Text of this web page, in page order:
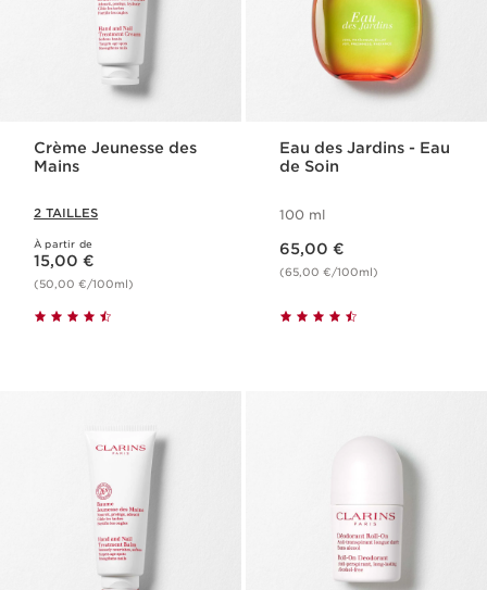
Crème Jeunesse des
Mains
2 TAILLES
À partir de
Nouveau prix 15,00 €
15,00 €
(50,00 €/100ml)
Eau des Jardins - Eau
de Soin
100 ml
65,00 €
(65,00 €/100ml)